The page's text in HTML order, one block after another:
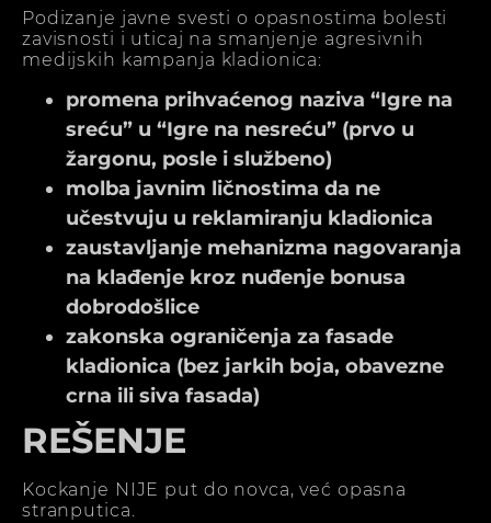
Podizanje javne svesti o opasnostima bolesti
zavisnosti i uticaj na smanjenje agresivnih
medijskih kampanja kladionica:
promena prihvaćenog naziva “Igre na
sreću” u “Igre na nesreću” (prvo u
žargonu, posle i službeno)
molba javnim ličnostima da ne
učestvuju u reklamiranju kladionica
zaustavljanje mehanizma nagovaranja
na klađenje kroz nuđenje bonusa
dobrodošlice
zakonska ograničenja za fasade
kladionica (bez jarkih boja, obavezne
crna ili siva fasada)
REŠENJE
Kockanje NIJE put do novca, već opasna
stranputica.